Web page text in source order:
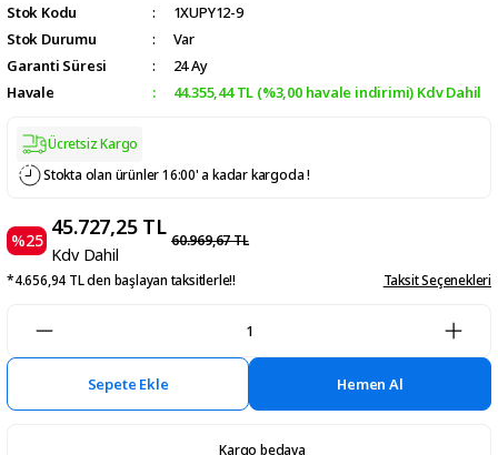
Stok Kodu
1XUPY12-9
Stok Durumu
Var
Garanti Süresi
24 Ay
Havale
44.355,44 TL (%3,00 havale indirimi) Kdv Dahil
Ücretsiz Kargo
Stokta olan ürünler 16:00' a kadar kargoda !
%25
45.727,25 TL
Kdv Dahil
60.969,67 TL
*4.656,94 TL den başlayan taksitlerle!! Taksit Seçenekleri
Sepete Ekle Hemen Al
Kargo bedava